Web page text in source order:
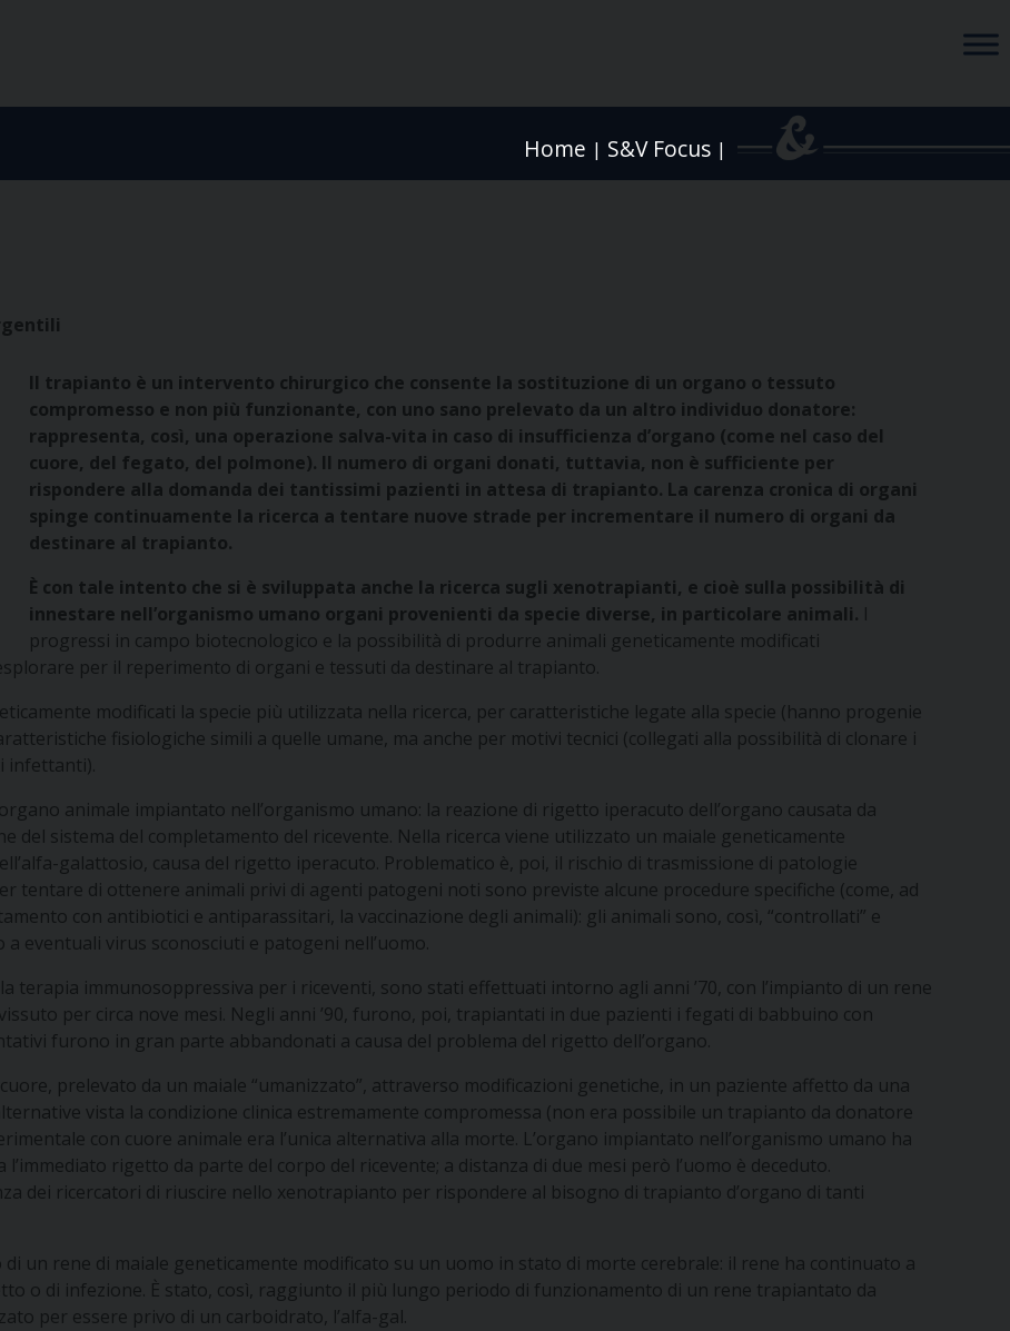
Home | S&V Focus |
Il trapianto è un intervento chirurgico che consente la sostituzione di un organo o tessuto
compromesso e non più funzionante, con uno sano prelevato da un altro individuo donatore:
rappresenta, così, una operazione salva-vita in caso di insufficienza d’organo (come nel caso del
cuore, del fegato, del polmone). Il numero di organi donati, tuttavia, non è sufficiente per
rispondere alla domanda dei tantissimi pazienti in attesa di trapianto. La carenza cronica di organi
spinge continuamente la ricerca a tentare nuove strade per incrementare il numero di organi da
destinare al trapianto.
È con tale intento che si è sviluppata anche la ricerca sugli xenotrapianti, e cioè sulla possibilità di
innestare nell’organismo umano organi provenienti da specie diverse, in particolare animali. I
progressi in campo biotecnologico e la possibilità di produrre animali geneticamente modificati
per il reperimento di organi e tessuti da destinare al trapianto.
modificati la specie più utilizzata nella ricerca, per caratteristiche legate alla specie (hanno progenie
fisiologiche simili a quelle umane, ma anche per motivi tecnici (collegati alla possibilità di clonare i
infettanti).
animale impiantato nell’organismo umano: la reazione di rigetto iperacuto dell’organo causata da
del sistema del completamento del ricevente. Nella ricerca viene utilizzato un maiale geneticamente
galattosio, causa del rigetto iperacuto. Problematico è, poi, il rischio di trasmissione di patologie
tentare di ottenere animali privi di agenti patogeni noti sono previste alcune procedure specifiche (come, ad
con antibiotici e antiparassitari, la vaccinazione degli animali): gli animali sono, così, “controllati” e
eventuali virus sconosciuti e patogeni nell’uomo.
terapia immunosoppressiva per i riceventi, sono stati effettuati intorno agli anni ’70, con l’impianto di un rene
per circa nove mesi. Negli anni ’90, furono, poi, trapiantati in due pazienti i fegati di babbuino con
furono in gran parte abbandonati a causa del problema del rigetto dell’organo.
prelevato da un maiale “umanizzato”, attraverso modificazioni genetiche, in un paziente affetto da una
vista la condizione clinica estremamente compromessa (non era possibile un trapianto da donatore
con cuore animale era l’unica alternativa alla morte. L’organo impiantato nell’organismo umano ha
rigetto da parte del corpo del ricevente; a distanza di due mesi però l’uomo è deceduto.
dei ricercatori di riuscire nello xenotrapianto per rispondere al bisogno di trapianto d’organo di tanti
un rene di maiale geneticamente modificato su un uomo in stato di morte cerebrale: il rene ha continuato a
o di infezione. È stato, così, raggiunto il più lungo periodo di funzionamento di un rene trapiantato da
per essere privo di un carboidrato, l’alfa-gal.